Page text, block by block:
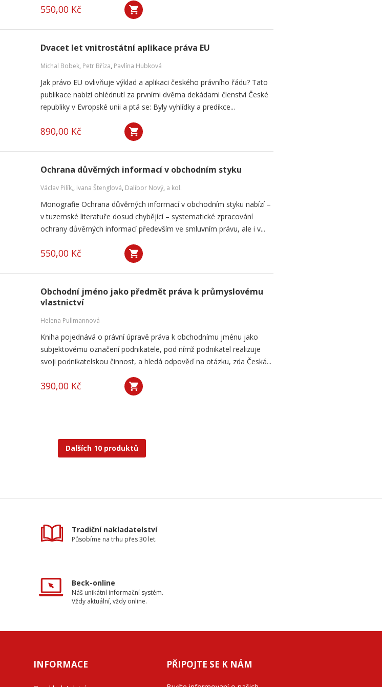
550,00 Kč
Dvacet let vnitrostátní aplikace práva EU
Michal Bobek, Petr Bříza, Pavlína Hubková
Jak právo EU ovlivňuje výklad a aplikaci českého právního řádu? Tato
publikace nabízí ohlédnutí za prvními dvěma dekádami členství České
republiky v Evropské unii a ptá se: Byly vyhlídky a predikce...
890,00 Kč
Ochrana důvěrných informací v obchodním styku
Václav Pilík,, Ivana Štenglová, Dalibor Nový, a kol.
Monografie Ochrana důvěrných informací v obchodním styku nabízí –
v tuzemské literatuře dosud chybějící – systematické zpracování
ochrany důvěrných informací především ve smluvním právu, ale i v...
550,00 Kč
Obchodní jméno jako předmět práva k průmyslovému
vlastnictví
Helena Pullmannová
Kniha pojednává o právní úpravě práva k obchodnímu jménu jako
subjektovému označení podnikatele, pod nímž podnikatel realizuje
svoji podnikatelskou činnost, a hledá odpověď na otázku, zda Česká...
390,00 Kč
Dalších 10 produktů
Tradiční nakladatelství
Působíme na trhu přes 30 let.
Beck-online
Náš unikátní informační systém.
Vždy aktuální, vždy online.
INFORMACE PŘIPOJTE SE K NÁM